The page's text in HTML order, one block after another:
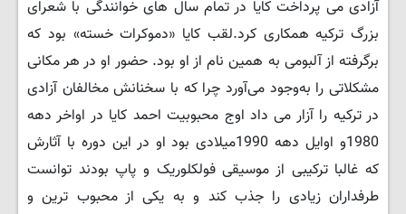
آزادی می پرداخت کایا در تمام سال های خوانندگی با شعرای
بزرگ ترکیه همکاری کرد.لقب کایا «دموکرات خسته» بود که
برگرفته از آلبومی به همین نام از او بود. حضور او در هر مکانی
مشکلاتی را به‌وجود می‌آورد چرا که با سخنانش مخالفان آزادی
در ترکیه را آزار می داد اوج محبوبیت احمد کایا در اواخر دهه
1980و اوایل دهه 1990میلادی بود او در این دوره با آثارش
که غالبا ترکیبی از موسیقی فولکلوریک و پاپ بودند توانست
طرفداران زیادی را جذب کند و به یکی از محبوب ترین و